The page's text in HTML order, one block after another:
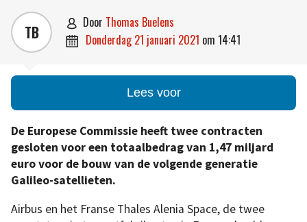
TB  door Thomas Buelens
 donderdag 21 januari 2021 om 14:41
Lees voor
De Europese Commissie heeft twee contracten
gesloten voor een totaalbedrag van 1,47 miljard
euro voor de bouw van de volgende generatie
Galileo-satellieten.
Airbus en het Franse Thales Alenia Space, de twee